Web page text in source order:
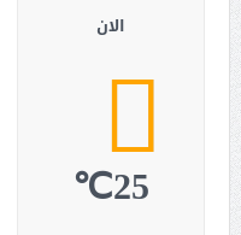
الان
25℃